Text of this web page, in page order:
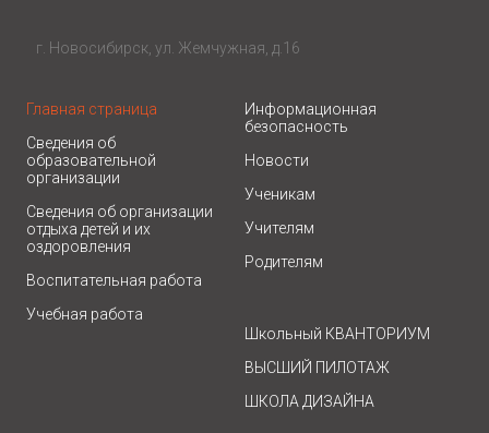
г. Новосибирск, ул. Жемчужная, д.16
Главная страница
Сведения об
образовательной
организации
Сведения об организации
отдыха детей и их
оздоровления
Воспитательная работа
Учебная работа
Информационная
безопасность
Новости
Ученикам
Учителям
Родителям
Школьный КВАНТОРИУМ
ВЫСШИЙ ПИЛОТАЖ
ШКОЛА ДИЗАЙНА